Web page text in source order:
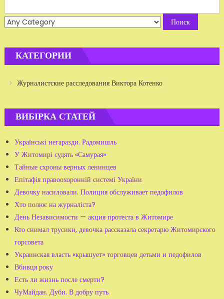
for:
КАТЕГОРИИ
Журналистские расследования Виктора Котенко
ВИБІРКА СТАТЕЙ
Українські негаразди. Радомишль
У Житомирі судять «Самурая»
Тайные схроны верных ленинцев
Епітафія правоохоронній системі України
Девочку насиловали. Полиция обслуживает педофилов
Хто полює на журналіста?
День Независимости — акция протеста в Житомире
Кто снимал трусики, девочка рассказала секретарю Житомирского
горсовета
Украинская власть «крышует» торговцев детьми и педофилов
Вбивця року
Есть ли жизнь после смерти?
ЧуМайдан. Дуби. В добру путь